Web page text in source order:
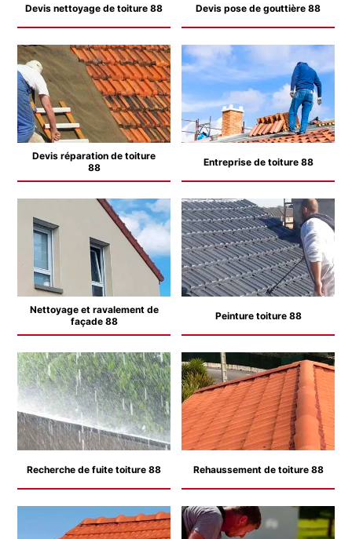
Devis nettoyage de toiture 88 Devis pose de gouttière 88
Devis réparation de toiture
88
Entreprise de toiture 88
Nettoyage et ravalement de
façade 88
Peinture toiture 88
Recherche de fuite toiture 88 Rehaussement de toiture 88